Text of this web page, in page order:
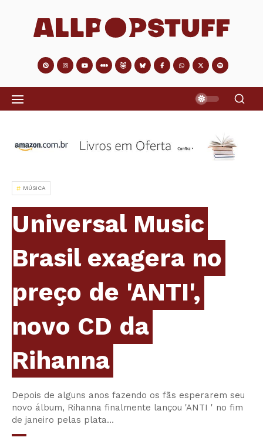
MÚSICA
Universal Music
Brasil exagera no
preço de 'ANTI',
novo CD da
Rihanna
Depois de alguns anos fazendo os fãs esperarem seu
novo álbum, Rihanna finalmente lançou 'ANTI ' no fim
de janeiro pelas plata…